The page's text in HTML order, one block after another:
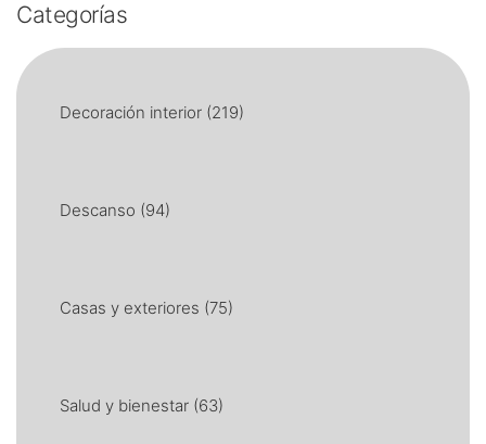
Categorías
Decoración interior (219)
Descanso (94)
Casas y exteriores (75)
Salud y bienestar (63)